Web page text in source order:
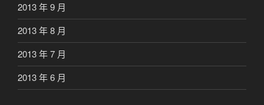
2013 年 9 月
2013 年 8 月
2013 年 7 月
2013 年 6 月